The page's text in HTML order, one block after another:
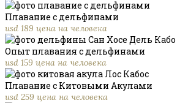
Плавание с дельфинами
usd 189 цена на человека
Опыт плавания с дельфинами
usd 159 цена на человека
Плавание с Китовыми Акулами
usd 259 цена на человека